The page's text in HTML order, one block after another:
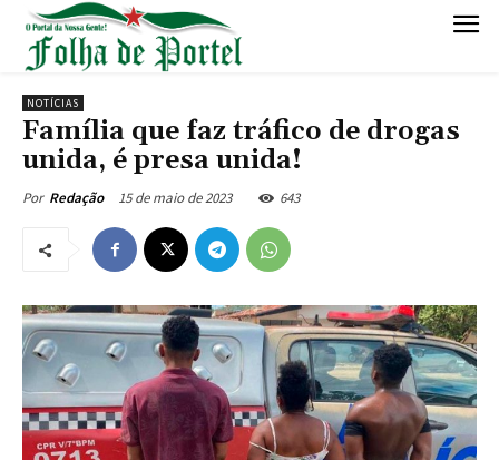
NOTÍCIAS
Família que faz tráfico de drogas
unida, é presa unida!
Por Redação 15 de maio de 2023 643